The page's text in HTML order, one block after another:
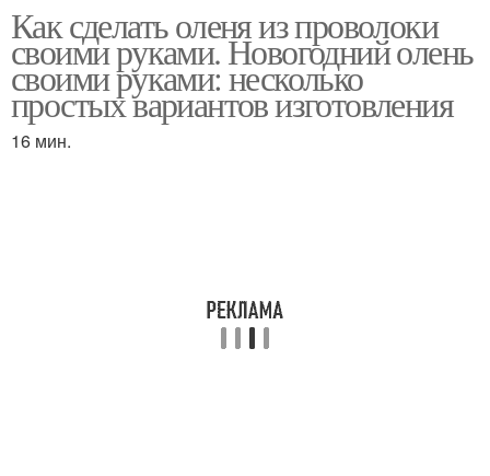
Как сделать оленя из проволоки
своими руками. Новогодний олень
своими руками: несколько
простых вариантов изготовления
16 мин.